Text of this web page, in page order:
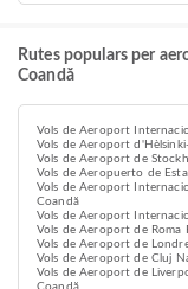
Rutes populars per
Coandă
Vols de Aeroport
Vols de Aeroport
Vols de Aeroport de
Vols de Aeropuerto de
Vols de Aeroport
Coandă
Vols de Aeroport
Vols de Aeroport de
Vols de Aeroport de
Vols de Aeroport de Cluj
Vols de Aeroport de
Coandă